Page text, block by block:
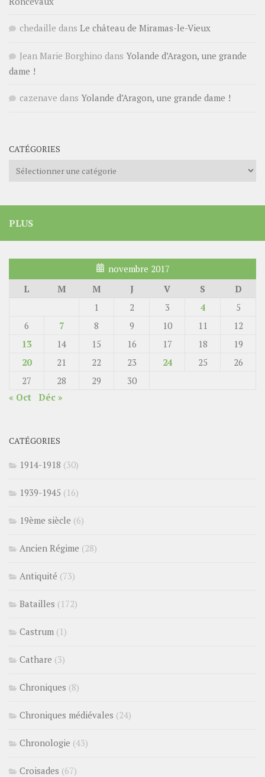
chedaille dans Le château de Miramas-le-Vieux
Jean Marie Borghino dans Yolande d’Aragon, une grande
dame !
cazenave dans Yolande d’Aragon, une grande dame !
CATÉGORIES
Catégories
PLUS
novembre 2017
L
M M J V S
D
1
2 3 4
5
6
7 8 9 10 11
12
13
14 15 16 17 18
19
20
21 22 23 24 25
26
27
28 29
30
« Oct
Déc »
CATÉGORIES
1914-1918 (30)
1939-1945 (16)
19ème siècle (6)
Ancien Régime (28)
Antiquité (73)
Batailles (172)
Castrum (1)
Cathare (3)
Chroniques (8)
Chroniques médiévales (24)
Chronologie (43)
Croisades (67)